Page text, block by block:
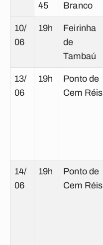
45
Branco
10/
06
19h
Feirinha
de
Tambaú
13/
06
19h
Ponto de
Cem Réis
14/
06
19h
Ponto de
Cem Réis